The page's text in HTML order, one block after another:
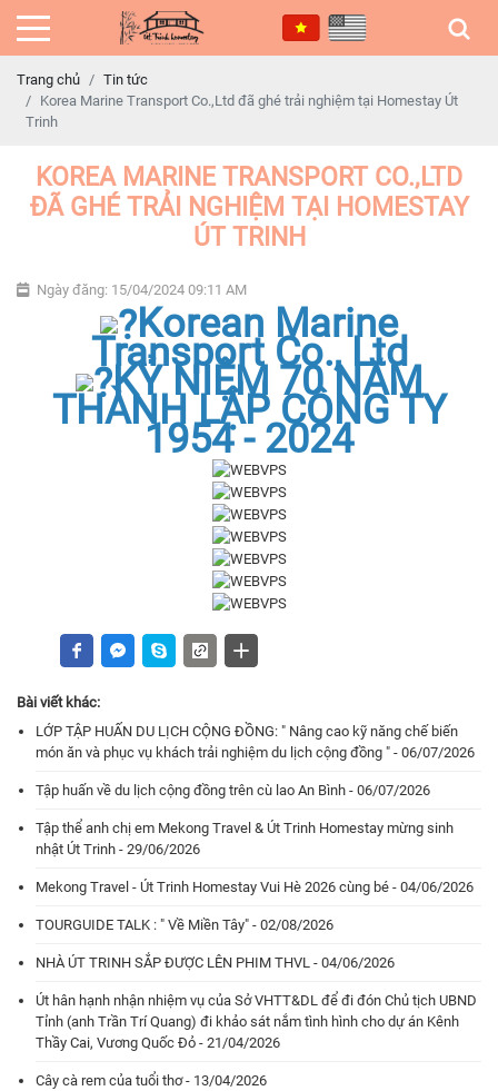
Trang chủ
Tin tức
Korea Marine Transport Co.,Ltd đã ghé trải nghiệm tại Homestay Út
Trinh
KOREA MARINE TRANSPORT CO.,LTD
ĐÃ GHÉ TRẢI NGHIỆM TẠI HOMESTAY
ÚT TRINH
Ngày đăng: 15/04/2024 09:11 AM
Korean Marine
Transport Co., Ltd
KỶ NIỆM 70 NĂM
THÀNH LẬP CÔNG TY
1954 - 2024
Bài viết khác:
LỚP TẬP HUẤN DU LỊCH CỘNG ĐỒNG: " Nâng cao kỹ năng chế biến
món ăn và phục vụ khách trải nghiệm du lịch cộng đồng " - 06/07/2026
Tập huấn về du lịch cộng đồng trên cù lao An Bình - 06/07/2026
Tập thể anh chị em Mekong Travel & Út Trinh Homestay mừng sinh
nhật Út Trinh - 29/06/2026
Mekong Travel - Út Trinh Homestay Vui Hè 2026 cùng bé - 04/06/2026
TOURGUIDE TALK : " Về Miền Tây" - 02/08/2026
NHÀ ÚT TRINH SẮP ĐƯỢC LÊN PHIM THVL - 04/06/2026
Út hân hạnh nhận nhiệm vụ của Sở VHTT&DL để đi đón Chủ tịch UBND
Tỉnh (anh Trần Trí Quang) đi khảo sát nắm tình hình cho dự án Kênh
Thầy Cai, Vương Quốc Đỏ - 21/04/2026
Cây cà rem của tuổi thơ - 13/04/2026